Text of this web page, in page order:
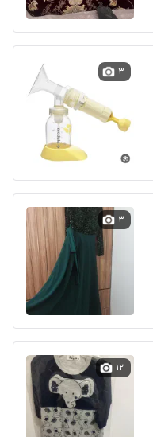
۳
۳
۱۲